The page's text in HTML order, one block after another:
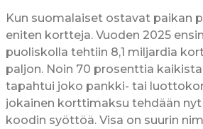
Kun suomalaiset ostavat paikan
eniten kortteja. Vuoden 2025
puoliskolla tehtiin 8,1 miljardia
paljon. Noin 70 prosenttia
tapahtui joko pankki- tai
jokainen korttimaksu tehdään
koodin syöttöä. Visa on suurin